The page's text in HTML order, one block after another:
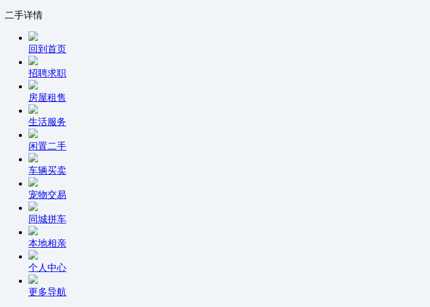
二手详情
回到首页
招聘求职
房屋租售
生活服务
闲置二手
车辆买卖
宠物交易
同城拼车
本地相亲
个人中心
更多导航